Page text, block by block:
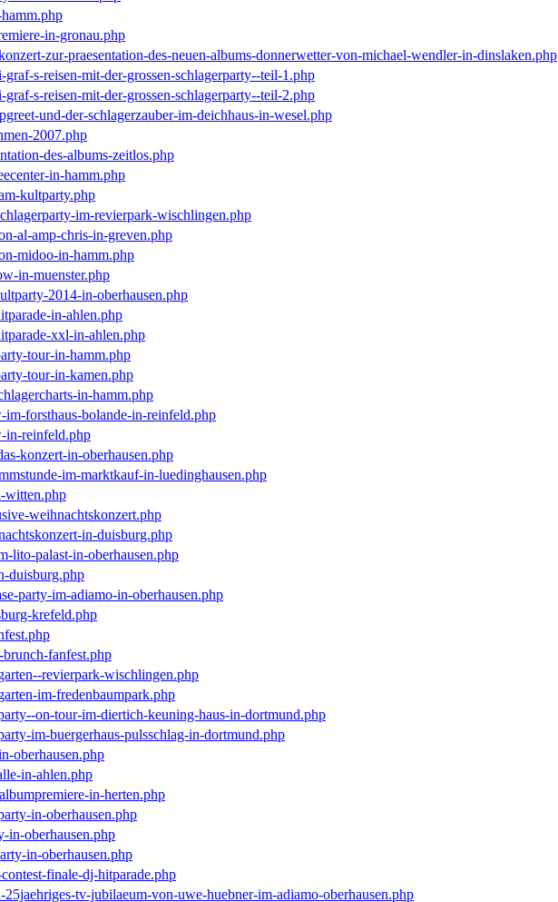
in-gronau.php
zur-praesentation-des-neuen-albums-donnerwetter-von-michael-wendler-in-dinslaken.php
graf-s-reisen-mit-der-grossen-schlagerparty--teil-1.php
graf-s-reisen-mit-der-grossen-schlagerparty--teil-2.php
und-der-schlagerzauber-im-deichhaus-in-wesel.php
2007.php
des-albums-zeitlos.php
in-hamm.php
kultparty.php
im-revierpark-wischlingen.php
al-amp-chris-in-greven.php
midoo-in-hamm.php
in-muenster.php
2014-in-oberhausen.php
in-ahlen.php
xxl-in-ahlen.php
tour-in-hamm.php
tour-in-kamen.php
in-hamm.php
forsthaus-bolande-in-reinfeld.php
in-reinfeld.php
konzert-in-oberhausen.php
im-marktkauf-in-luedinghausen.php
witten.php
weihnachtskonzert.php
in-duisburg.php
lito-palast-in-oberhausen.php
duisburg.php
party-im-adiamo-in-oberhausen.php
krefeld.php
fanfest.php
revierpark-wischlingen.php
im-fredenbaumpark.php
on-tour-im-diertich-keuning-haus-in-dortmund.php
im-buergerhaus-pulsschlag-in-dortmund.php
oberhausen.php
in-ahlen.php
in-herten.php
in-oberhausen.php
in-oberhausen.php
in-oberhausen.php
finale-dj-hitparade.php
25jaehriges-tv-jubilaeum-von-uwe-huebner-im-adiamo-oberhausen.php